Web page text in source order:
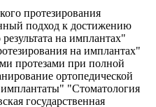
протезирования
подход к достижению
на имплантах"
на имплантах"
протезами при полной
ортопедической
"Стоматология
государственная